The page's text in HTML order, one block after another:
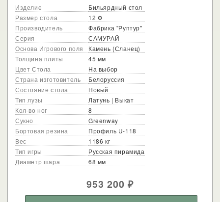
Изделие
Бильярдный стол
Размер стола
12 Ф
Производитель
Фабрика "Руптур"
Серия
САМУРАЙ
Основа Игрового поля
Камень (Сланец)
Толщина плиты
45 мм
Цвет Стола
На выбор
Страна изготовитель
Белоруссия
Состояние стола
Новый
Тип лузы
Латунь | Выкат
Кол-во ног
8
Сукно
Greenway
Бортовая резина
Профиль U-118
Вес
1186 кг
Тип игры
Русская пирамида
Диаметр шара
68 мм
953 200₽